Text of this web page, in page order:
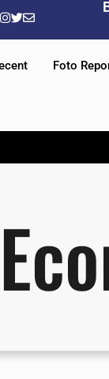
Foto